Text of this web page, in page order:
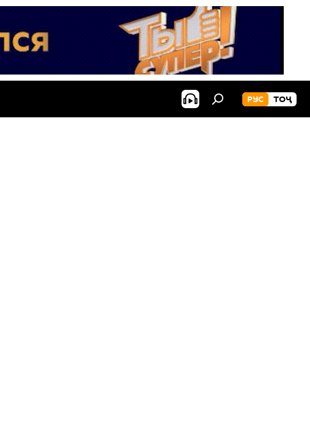
РУС ТОҶ